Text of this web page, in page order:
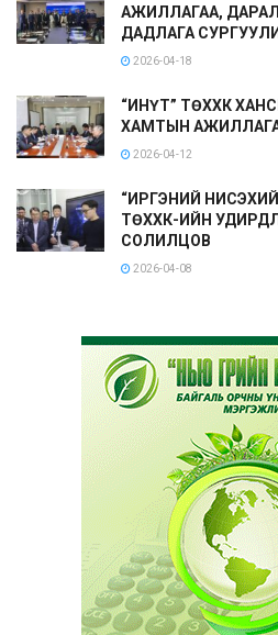
АЖИЛЛАГАА,
ДАДЛАГА
2026-04-18
“ИНҮТ” ТӨХХК
ХАМТЫН
2026-04-12
“ИРГЭНИЙ
ТӨХХК-ИЙН
СОЛИЛЦОВ
2026-04-08